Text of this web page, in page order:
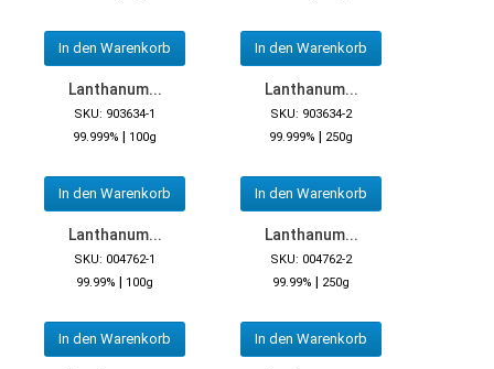
In den Warenkorb In den Warenkorb
Lanthanum...
SKU: 903634-1
99.999% | 100g
In den Warenkorb
Lanthanum...
SKU: 903634-2
99.999% | 250g
In den Warenkorb
Lanthanum...
SKU: 004762-1
99.99% | 100g
In den Warenkorb
Lanthanum...
SKU: 004762-2
99.99% | 250g
In den Warenkorb